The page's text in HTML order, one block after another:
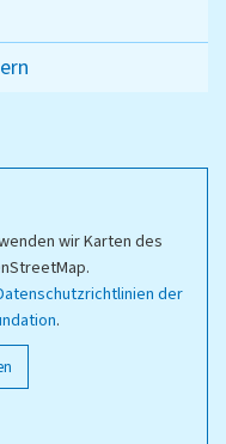
wir Karten des
der
.